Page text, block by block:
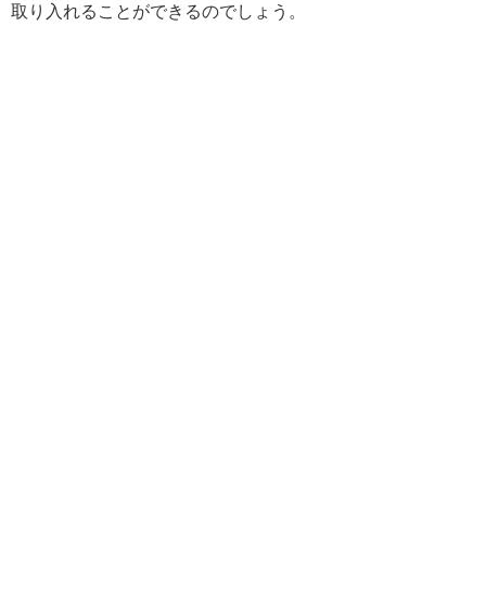
取り入れることができるのでしょう。